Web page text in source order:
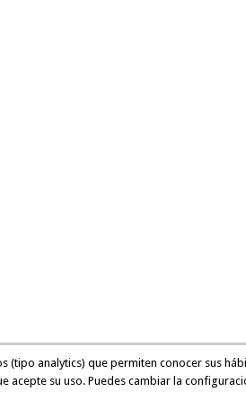
(tipo analytics) que permiten conocer sus
su uso. Puedes cambiar la